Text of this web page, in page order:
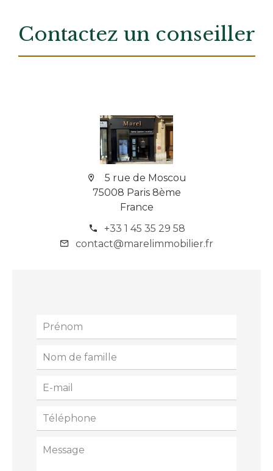
Contactez un conseiller
5 rue de Moscou
75008 Paris 8ème
France
+33 1 45 35 29 58
contact@marelimmobilier.fr